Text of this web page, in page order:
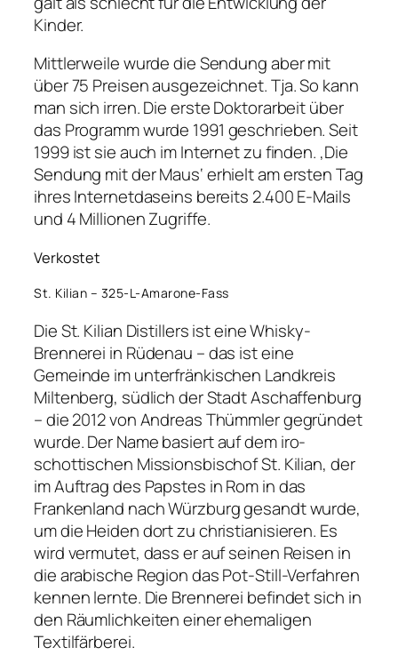
Kinder.
Mittlerweile wurde die Sendung aber mit
über 75 Preisen ausgezeichnet. Tja. So kann
man sich irren. Die erste Doktorarbeit über
das Programm wurde 1991 geschrieben. Seit
1999 ist sie auch im Internet zu finden. ‚Die
Sendung mit der Maus‘ erhielt am ersten Tag
ihres Internetdaseins bereits 2.400 E-Mails
und 4 Millionen Zugriffe.
Verkostet
St. Kilian – 325-L-Amarone-Fass
Die St. Kilian Distillers ist eine Whisky-
Brennerei in Rüdenau – das ist eine
Gemeinde im unterfränkischen Landkreis
Miltenberg, südlich der Stadt Aschaffenburg
– die 2012 von Andreas Thümmler gegründet
wurde. Der Name basiert auf dem iro-
schottischen Missionsbischof St. Kilian, der
im Auftrag des Papstes in Rom in das
Frankenland nach Würzburg gesandt wurde,
um die Heiden dort zu christianisieren. Es
wird vermutet, dass er auf seinen Reisen in
die arabische Region das Pot-Still-Verfahren
kennen lernte. Die Brennerei befindet sich in
den Räumlichkeiten einer ehemaligen
Textilfärberei.